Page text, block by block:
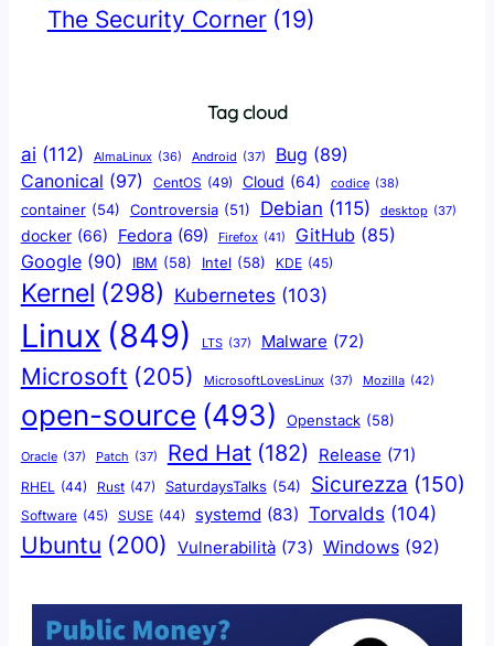
The Security Corner (19)
Tag cloud
ai (112) AlmaLinux (36) Android (37) Bug (89)
Canonical (97) CentOS (49) Cloud (64) codice (38)
container (54) Controversia (51) Debian (115) desktop (37)
docker (66) Fedora (69) Firefox (41) GitHub (85)
Google (90) IBM (58) Intel (58) KDE (45)
Kernel (298) Kubernetes (103)
Linux (849) LTS (37) Malware (72)
Microsoft (205) MicrosoftLovesLinux (37) Mozilla (42)
open-source (493) Openstack (58)
Oracle (37) Patch (37) Red Hat (182) Release (71)
RHEL (44) Rust (47) SaturdaysTalks (54) Sicurezza (150)
Software (45) SUSE (44) systemd (83) Torvalds (104)
Ubuntu (200) Vulnerabilità (73) Windows (92)